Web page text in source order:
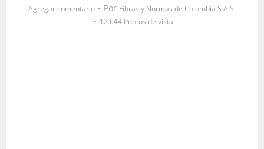
Agregar comentario Por Fibras y Normas de Colombia S.A.S.
12.644 Puntos de vista